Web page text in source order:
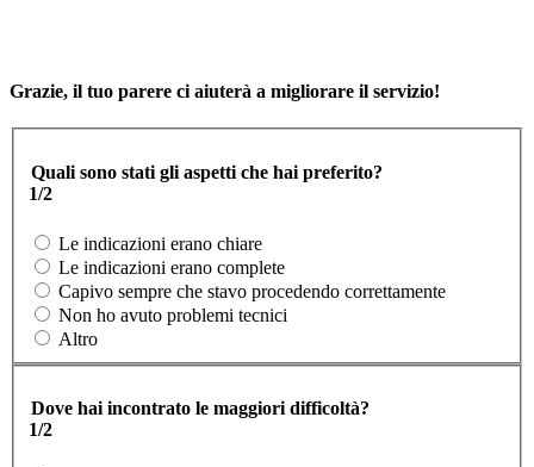
Grazie, il tuo parere ci aiuterà a migliorare il servizio!
Quali sono stati gli aspetti che hai preferito?
1/2
Le indicazioni erano chiare
Le indicazioni erano complete
Capivo sempre che stavo procedendo correttamente
Non ho avuto problemi tecnici
Altro
Dove hai incontrato le maggiori difficoltà?
1/2